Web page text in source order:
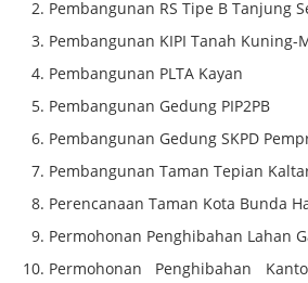
Pembangunan RS Tipe B Tanjung
Pembangunan KIPI Tanah Kuning-
Pembangunan PLTA Kayan
Pembangunan Gedung PIP2PB
Pembangunan Gedung SKPD
Pembangunan Taman Tepian
Perencanaan Taman Kota Bunda
Permohonan Penghibahan Lahan
Permohonan Penghibahan